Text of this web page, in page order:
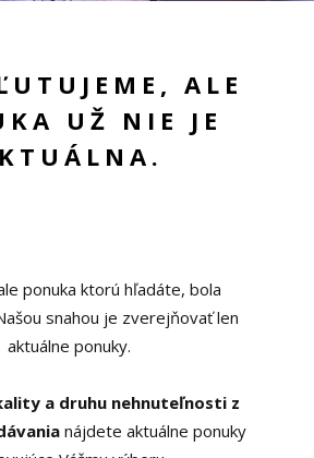
ALE
UŽ NIE JE
ponuka ktorú hľadáte, bola
snahou je zverejňovať len
aktuálne ponuky.
a druhu nehnuteľnosti z
nájdete aktuálne ponuky